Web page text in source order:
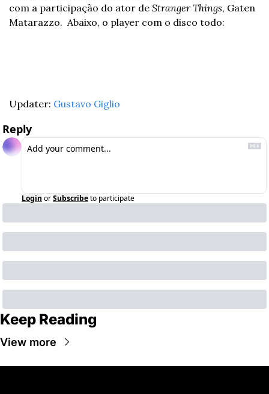
com a participação do ator de Stranger Things, Gaten
Matarazzo. Abaixo, o player com o disco todo:
Updater: Gustavo Giglio
Reply
Login orSubscribeto participate
Keep Reading
View more